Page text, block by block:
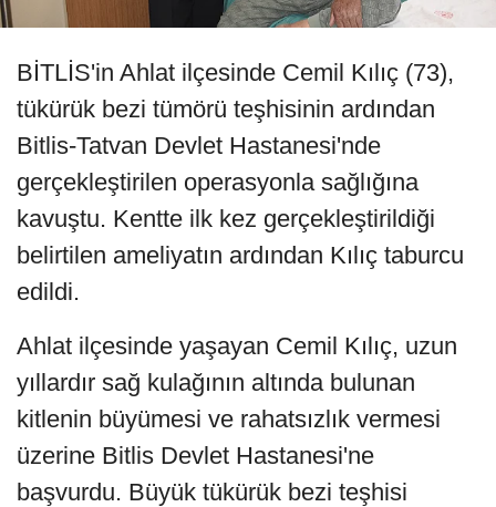
BİTLİS'in Ahlat ilçesinde Cemil Kılıç (73),
tükürük bezi tümörü teşhisinin ardından
Bitlis-Tatvan Devlet Hastanesi'nde
gerçekleştirilen operasyonla sağlığına
kavuştu. Kentte ilk kez gerçekleştirildiği
belirtilen ameliyatın ardından Kılıç taburcu
edildi.
Ahlat ilçesinde yaşayan Cemil Kılıç, uzun
yıllardır sağ kulağının altında bulunan
kitlenin büyümesi ve rahatsızlık vermesi
üzerine Bitlis Devlet Hastanesi'ne
başvurdu. Büyük tükürük bezi teşhisi